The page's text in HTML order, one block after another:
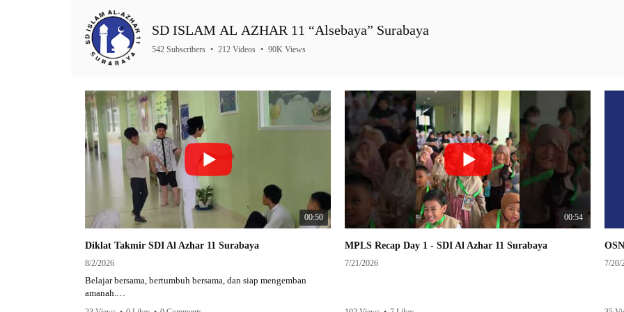
SD ISLAM AL AZHAR 11 “Alsebaya” Surabaya
542 Subscribers • 212 Videos • 90K Views
00:50
Diklat Takmir SDI Al Azhar 11 Surabaya
8/2/2026
Belajar bersama, bertumbuh bersama, dan siap mengemban
amanah.
00:54
MPLS Recap Day 1 - SDI Al Azhar 11 Surabaya
7/21/2026 7/20/